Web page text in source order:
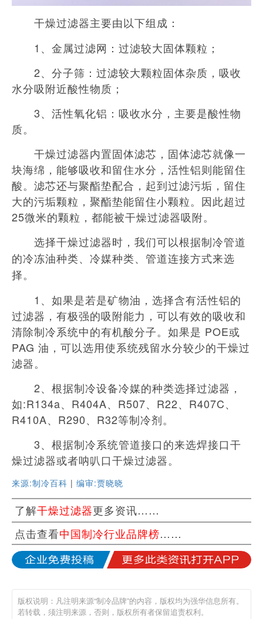
干燥过滤器主要由以下组成：
1、金属过滤网：过滤较大固体颗粒；
2、分子筛：过滤较大颗粒固体杂质，吸收
水分吸附近酸性物质；
3、活性氧化铝：吸收水分，主要是酸性物
质。
干燥过滤器内置固体滤芯，固体滤芯就像一
块海绵，能够吸收和留住水分，活性铝则能留住
酸。滤芯还与聚酯垫配合，起到过滤污垢，留住
大的污垢颗粒，聚酯垫能留住小颗粒。因此超过
25微米的颗粒，都能被干燥过滤器吸附。
选择干燥过滤器时，我们可以根据制冷管道
的冷冻油种类、冷媒种类、管道连接方式来选
择。
1、如果是若是矿物油，选择含有活性铝的
过滤器，有极强的吸附能力，可以有效的吸收和
清除制冷系统中的有机酸分子。如果是 POE或
PAG 油，可以选用使系统残留水分较少的干燥过
滤器。
2、根据制冷设备冷媒的种类选择过滤器，
如:R134a、R404A、R507、R22、R407C、
R410A、R290、R32等制冷剂。
3、根据制冷系统管道接口的来选焊接口干
燥过滤器或者呐叭口干燥过滤器。
来源:制冷百科 | 编审:贾晓晓
了解干燥过滤器更多资讯……
点击查看中国制冷行业品牌榜……
版权说明：凡注明来源“制冷品牌”的内容，版权均为强华信息所有。
若转载，须注明来源，否则，版权所有者保留追责权利。